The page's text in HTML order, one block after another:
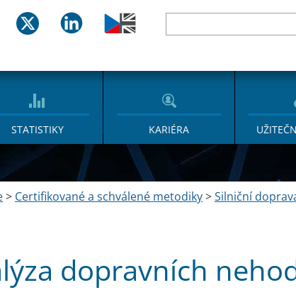
STATISTIKY KARIÉRA
> Certifikované a schválené metodiky>Silniční
dopravních